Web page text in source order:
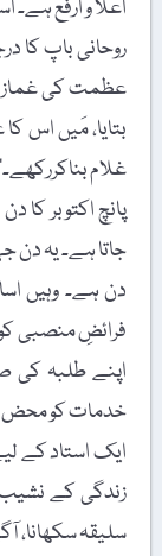
اعلا و ارفع ہے۔
روحانی باپ کا
عظمت کی
بتایا، مَیں اس
غلام
پانچ اکتوبر کا
جاتا ہے۔ یہ دن
دن ہے۔ وہیں
فرائضِ منصبی کو
اپنے طلبہ کی
خدمات کو محض
ایک استاد کے
زندگی کے نشیب
سلیقہ سکھانا،